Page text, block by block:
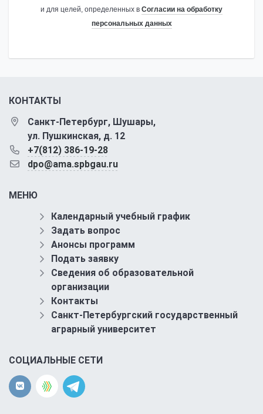
и для целей, определенных в Согласии на обработку
персональных данных
КОНТАКТЫ
Санкт-Петербург, Шушары,
ул. Пушкинская, д. 12
+7(812) 386-19-28
dpo@ama.spbgau.ru
МЕНЮ
Календарный учебный график
Задать вопрос
Анонсы программ
Подать заявку
Сведения об образовательной
организации
Контакты
Санкт-Петербургский государственный
аграрный университет
СОЦИАЛЬНЫЕ СЕТИ